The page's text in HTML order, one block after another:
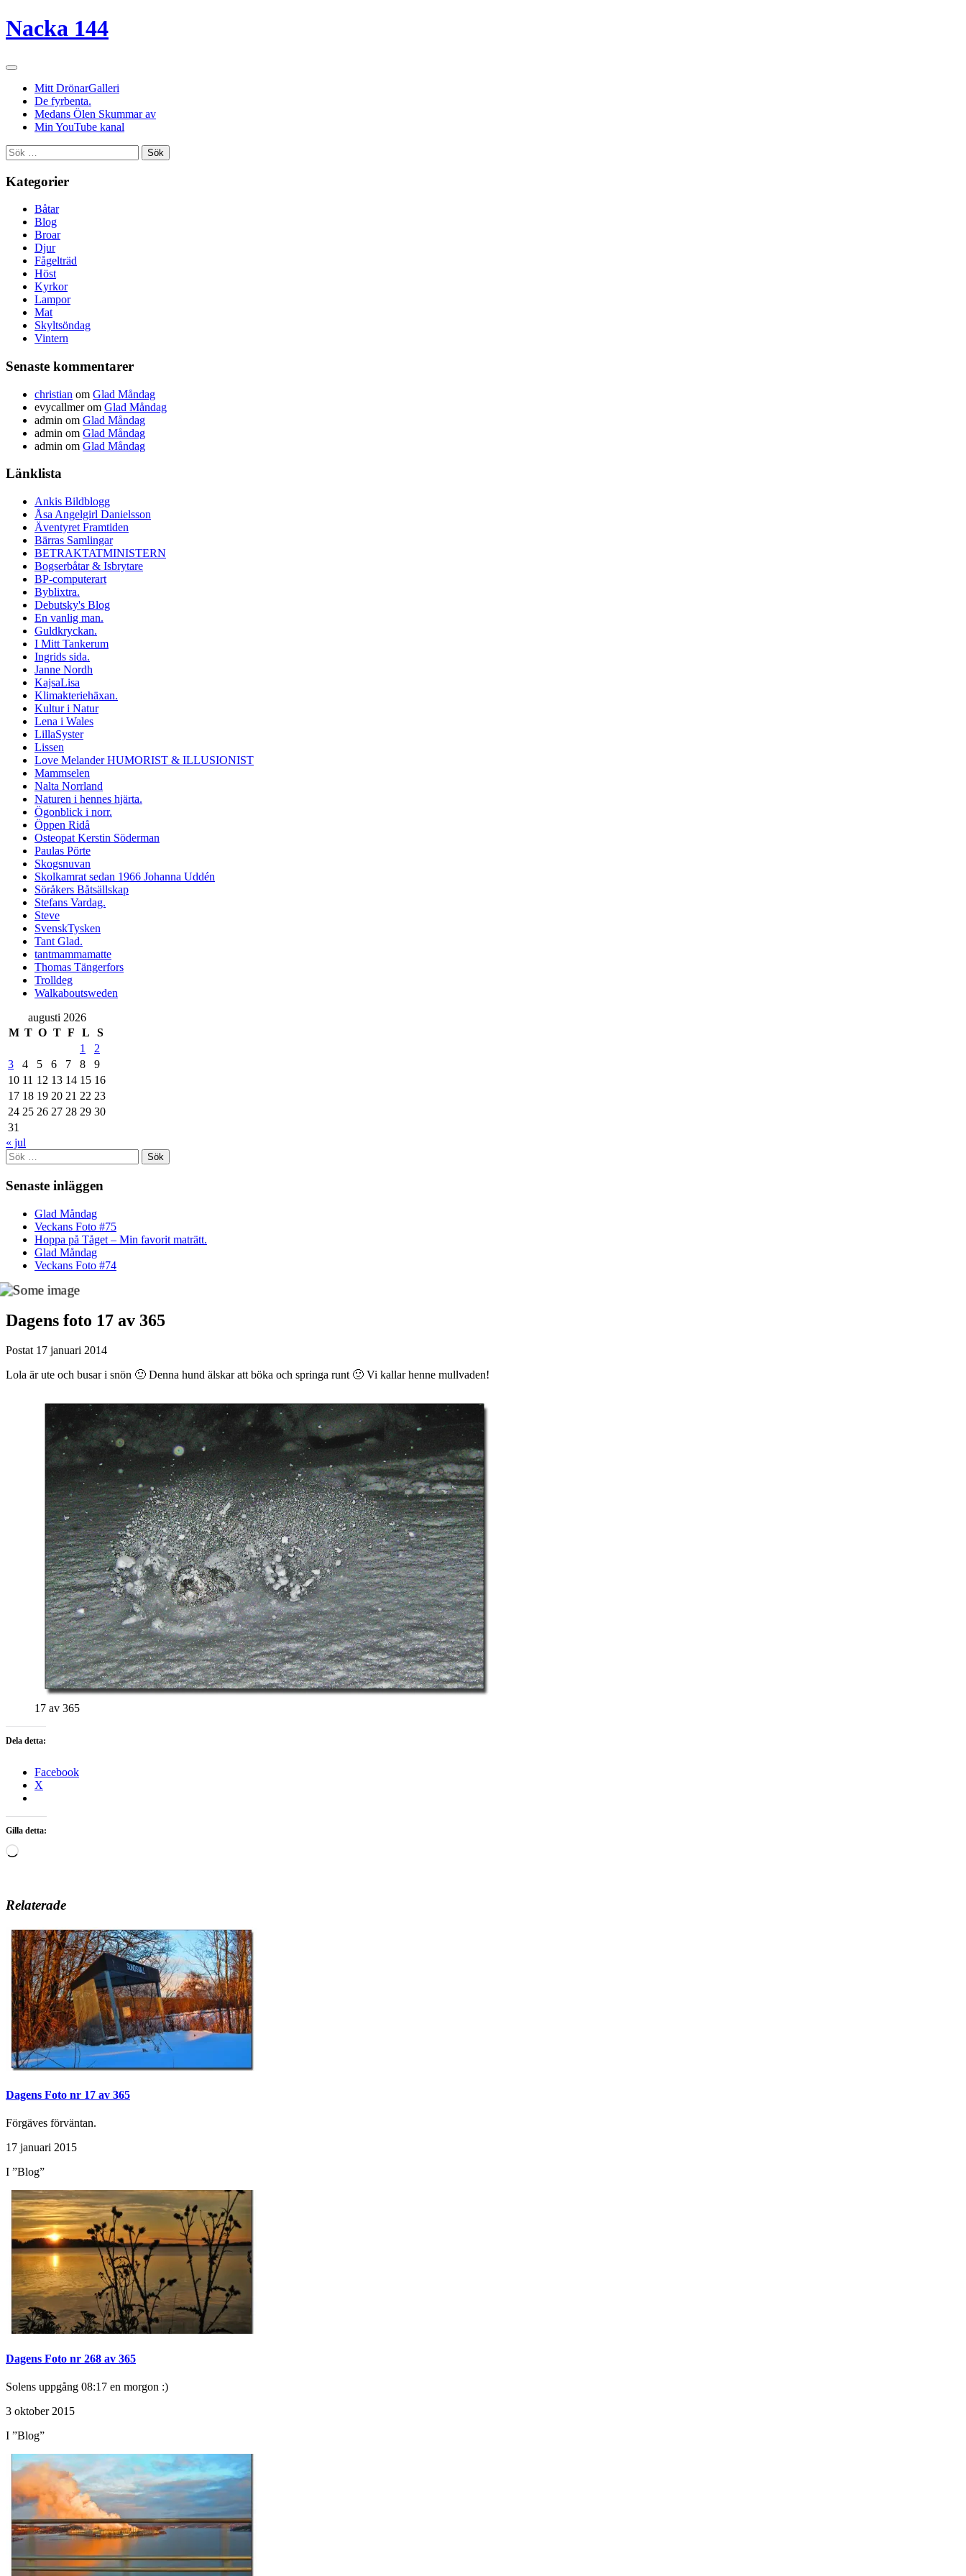
Nacka 144
Mitt DrönarGalleri
De fyrbenta.
Medans Ölen Skummar av
Min YouTube kanal
Sök
efter:
Kategorier
Båtar
Blog
Broar
Djur
Fågelträd
Höst
Kyrkor
Lampor
Mat
Skyltsöndag
Vintern
Senaste kommentarer
christian om Glad Måndag
evycallmerom Glad Måndag
admin om Glad Måndag
admin om Glad Måndag
admin om Glad Måndag
Länklista
Ankis Bildblogg
Åsa Angelgirl Danielsson
Äventyret Framtiden
Bärras Samlingar
BETRAKTATMINISTERN
Bogserbåtar & Isbrytare
BP-computerart
Byblixtra.
Debutsky's Blog
En vanlig man.
Guldkryckan.
I Mitt Tankerum
Ingrids sida.
Janne Nordh
KajsaLisa
Klimakteriehäxan.
Kultur i Natur
Lena i Wales
LillaSyster
Lissen
Love Melander HUMORIST & ILLUSIONIST
Mammselen
Nalta Norrland
Naturen i hennes hjärta.
Ögonblick i norr.
Öppen Ridå
Osteopat Kerstin Söderman
Paulas Pörte
Skogsnuvan
Skolkamrat sedan 1966 Johanna Uddén
Söråkers Båtsällskap
Stefans Vardag.
Steve
SvenskTysken
Tant Glad.
tantmammamatte
Thomas Tängerfors
Trolldeg
Walkaboutsweden
augusti 2026
M T O T F L
S
1
2
3
4 5 6 7 8
9
10 11 12 13 14 15 16
17 18 19 20 21 22 23
24 25 26 27 28 29 30
31
« jul
Sök
efter:
Senaste inläggen
Glad Måndag
Veckans Foto #75
Hoppa på Tåget – Min favorit maträtt.
Glad Måndag
Veckans Foto #74
Dagens foto 17 av 365
Postat 17 januari 2014
Lola är ute och busar i snön 🙂 Denna hund älskar att böka och springa runt 🙂 Vi kallar henne mullvaden!
17 av 365
Dela detta:
Facebook
X
Gilla detta:
Laddar
Relaterade
Dagens Foto nr 17 av 365
Förgäves förväntan.
17 januari 2015
I ”Blog”
Dagens Foto nr 268 av 365
Solens uppgång 08:17 en morgon :)
3 oktober 2015
I ”Blog”